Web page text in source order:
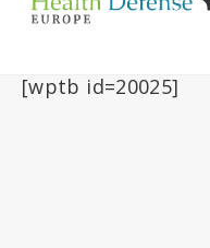
[wptb id=20025]